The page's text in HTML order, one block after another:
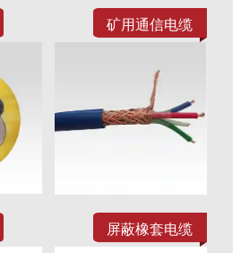
矿用通信电缆
屏蔽橡套电缆